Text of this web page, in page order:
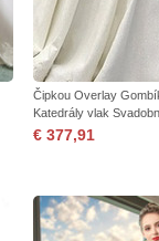
Čipkou Overlay
Katedrály vlak
€ 377,91